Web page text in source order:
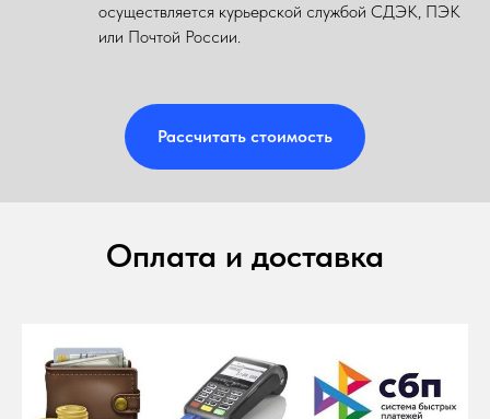
осуществляется курьерской службой СДЭК, ПЭК
или Почтой России.
Рассчитать стоимость
Оплата и доставка